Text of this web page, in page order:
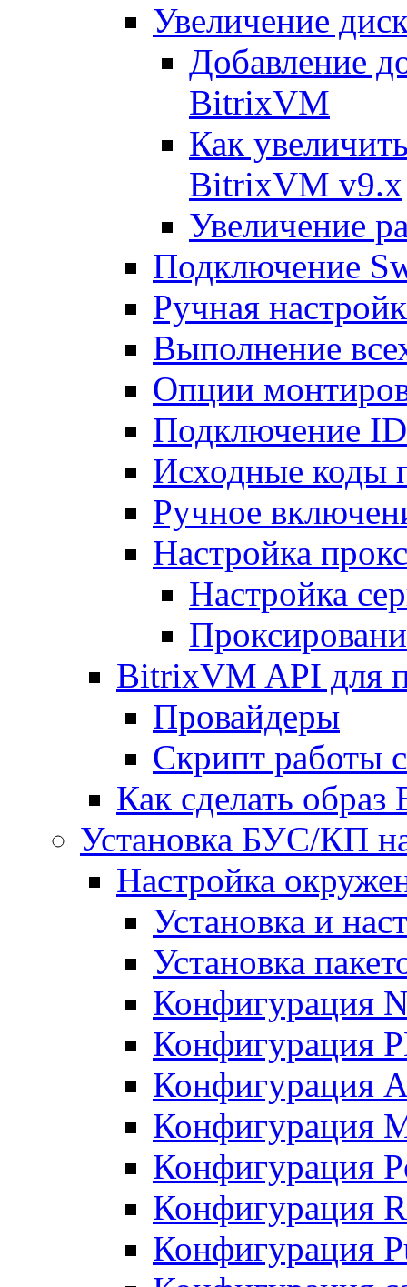
Увеличение
Добавление
BitrixVM
Как
BitrixVM v9.x
Увеличение
Подключение
Ручная
Выполнение
Опции
Подключение
Исходные коды
Ручное
Настройка
Настройка
BitrixVM API для
Провайдеры
Скрипт работы
Как сделать
Установка БУС/КП
Настройка
Установка и
Установка
Конфигурация
Конфигурация
Конфигурация
Конфигурация
Конфигурация
Конфигурация
Конфигурация